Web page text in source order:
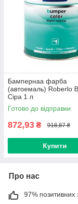
Бампернаа фарба
(автоемаль) Roberlo
Сіра 1 л
Готово до відправки
872,93 ₴ 918,87 ₴
Купити
Про нас
97% позитивних